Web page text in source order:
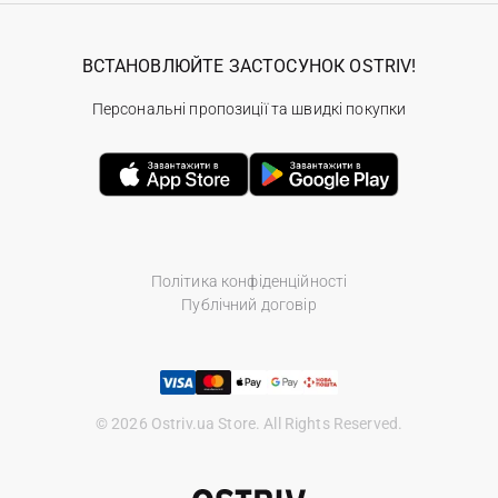
Політика конфіденційності
Публічний договір
© 2026 Ostriv.ua Store. All Rights Reserved.
ВСТАНОВЛЮЙТЕ ЗАСТОСУНОК OSTRIV!
Персональні пропозиції та швидкі покупки